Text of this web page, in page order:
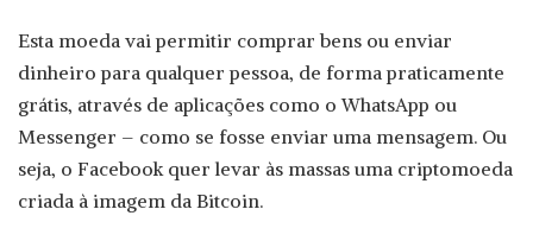
Esta moeda vai permitir comprar bens ou enviar
dinheiro para qualquer pessoa, de forma praticamente
grátis, através de aplicações como o WhatsApp ou
Messenger – como se fosse enviar uma mensagem. Ou
seja, o Facebook quer levar às massas uma criptomoeda
criada à imagem da Bitcoin.